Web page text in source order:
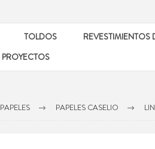
TOLDOS REVESTIMIENTOS
PROYECTOS
PAPELES PAPELES CASELIO